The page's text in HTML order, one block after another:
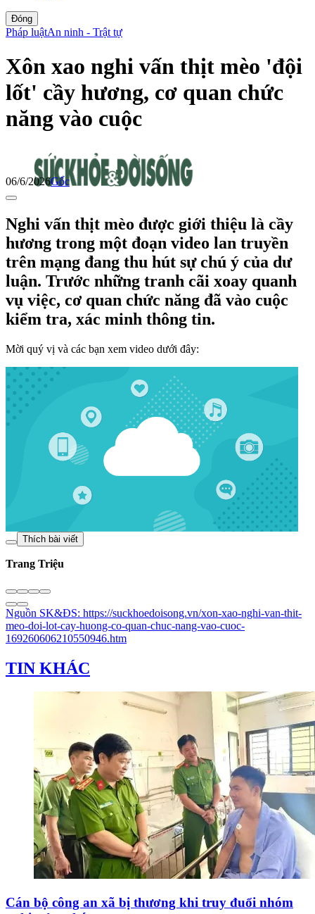
Đóng
Pháp luậtAn ninh - Trật tự
Xôn xao nghi vấn thịt mèo 'đội
lốt' cầy hương, cơ quan chức
năng vào cuộc
06/6/2026Gốc
Nghi vấn thịt mèo được giới thiệu là cầy
hương trong một đoạn video lan truyền
trên mạng đang thu hút sự chú ý của dư
luận. Trước những tranh cãi xoay quanh
vụ việc, cơ quan chức năng đã vào cuộc
kiểm tra, xác minh thông tin.
Mời quý vị và các bạn xem video dưới đây:
Thích bài viết
Trang Triệu
Nguồn SK&ĐS: https://suckhoedoisong.vn/xon-xao-nghi-van-thit-
meo-doi-lot-cay-huong-co-quan-chuc-nang-vao-cuoc-
169260606210550946.htm
TIN KHÁC
Cán bộ công an xã bị thương khi truy đuổi nhóm